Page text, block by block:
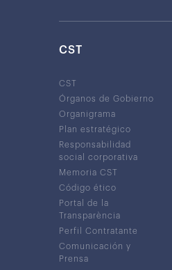
CST
CST
Órganos de Gobierno
Organigrama
Plan estratégico
Responsabilidad
social corporativa
Memoria CST
Código ético
Portal de la
Transparència
Perfil Contratante
Comunicación y
Prensa